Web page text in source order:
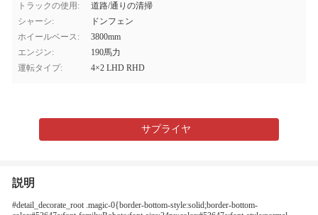
トラックの使用:
道路/通りの清掃
シャーシ:
ドンフェン
ホイールベース:
3800mm
エンジン:
190馬力
運転タイプ:
4×2 LHD RHD
サプライヤ
説明
#detail_decorate_root .magic-0{border-bottom-style:solid;border-bottom-